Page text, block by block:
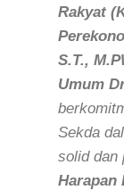
Rakyat
S.T.,
Umum
Sekda
solid dan
Harapan